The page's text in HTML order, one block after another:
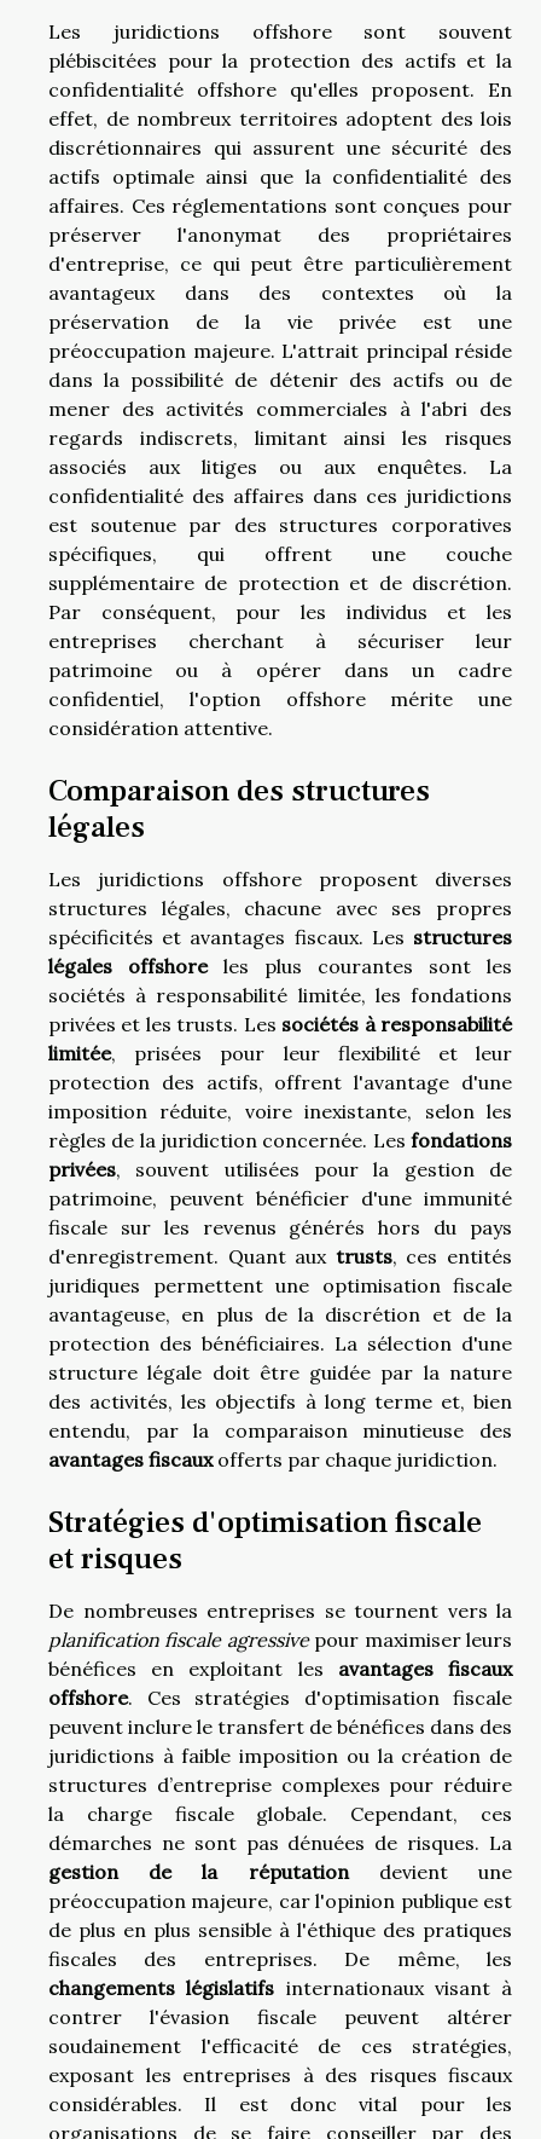
Les juridictions offshore sont souvent
plébiscitées pour la protection des actifs et la
confidentialité offshore qu'elles proposent. En
effet, de nombreux territoires adoptent des lois
discrétionnaires qui assurent une sécurité des
actifs optimale ainsi que la confidentialité des
affaires. Ces réglementations sont conçues pour
préserver l'anonymat des propriétaires
d'entreprise, ce qui peut être particulièrement
avantageux dans des contextes où la
préservation de la vie privée est une
préoccupation majeure. L'attrait principal réside
dans la possibilité de détenir des actifs ou de
mener des activités commerciales à l'abri des
regards indiscrets, limitant ainsi les risques
associés aux litiges ou aux enquêtes. La
confidentialité des affaires dans ces juridictions
est soutenue par des structures corporatives
spécifiques, qui offrent une couche
supplémentaire de protection et de discrétion.
Par conséquent, pour les individus et les
entreprises cherchant à sécuriser leur
patrimoine ou à opérer dans un cadre
confidentiel, l'option offshore mérite une
considération attentive.
Comparaison des structures
légales
Les juridictions offshore proposent diverses
structures légales, chacune avec ses propres
spécificités et avantages fiscaux. Les structures
légales offshoreles plus courantes sont les
sociétés à responsabilité limitée, les fondations
privées et les trusts. Les sociétés à responsabilité
limitée, prisées pour leur flexibilité et leur
protection des actifs, offrent l'avantage d'une
imposition réduite, voire inexistante, selon les
règles de la juridiction concernée. Les fondations
privées, souvent utilisées pour la gestion de
patrimoine, peuvent bénéficier d'une immunité
fiscale sur les revenus générés hors du pays
d'enregistrement. Quant aux trusts, ces entités
juridiques permettent une optimisation fiscale
avantageuse, en plus de la discrétion et de la
protection des bénéficiaires. La sélection d'une
structure légale doit être guidée par la nature
des activités, les objectifs à long terme et, bien
entendu, par la comparaison minutieuse des
avantages fiscauxofferts par chaque juridiction.
Stratégies d'optimisation fiscale
et risques
De nombreuses entreprises se tournent vers la
planification fiscale agressivepour maximiser leurs
bénéfices en exploitant les avantages fiscaux
offshore. Ces stratégies d'optimisation fiscale
peuvent inclure le transfert de bénéfices dans des
juridictions à faible imposition ou la création de
structures d’entreprise complexes pour réduire
la charge fiscale globale. Cependant, ces
démarches ne sont pas dénuées de risques. La
gestion de la réputationdevient une
préoccupation majeure, car l'opinion publique est
de plus en plus sensible à l'éthique des pratiques
fiscales des entreprises. De même, les
changements législatifs internationaux visant à
contrer l'évasion fiscale peuvent altérer
soudainement l'efficacité de ces stratégies,
exposant les entreprises à des risques fiscaux
considérables. Il est donc vital pour les
organisations de se faire conseiller par des